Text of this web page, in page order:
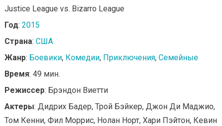
Justice League vs. Bizarro League
Год: 2015
Страна: США
Жанр: Боевики, Комедии, Приключения, Семейные
Время: 49 мин.
Режиссер: Брэндон Виетти
Актеры: Дидрих Бадер, Трой Бэйкер, Джон Ди Маджио,
Том Кенни, Фил Моррис, Нолан Норт, Хари Пэйтон, Кевин